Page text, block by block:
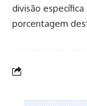
divisão
porcentagem